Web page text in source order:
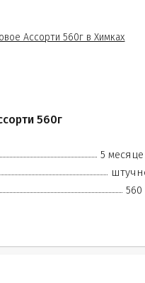
560г
5
560